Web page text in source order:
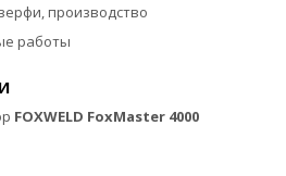
производство
работы
FOXWELD FoxMaster 4000